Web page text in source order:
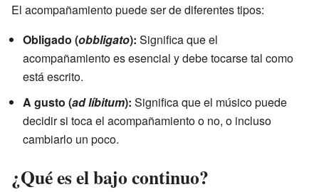
El acompañamiento puede ser de diferentes tipos:
Obligado (obbligato): Significa que el
acompañamiento es esencial y debe tocarse tal como
está escrito.
A gusto (ad líbitum): Significa que el músico puede
decidir si toca el acompañamiento o no, o incluso
cambiarlo un poco.
¿Qué es el bajo continuo?